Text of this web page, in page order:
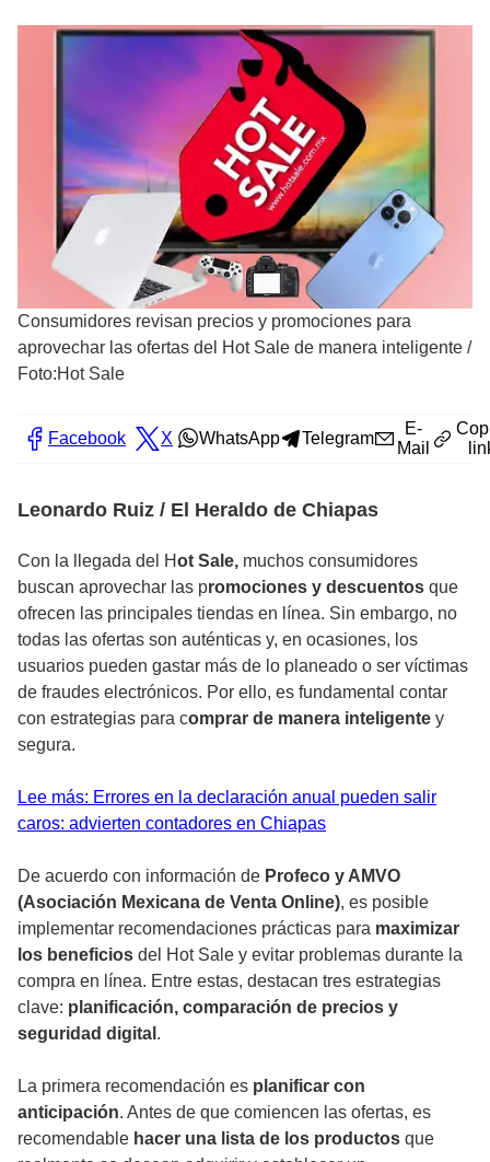
Consumidores revisan precios y promociones para
aprovechar las ofertas del Hot Sale de manera inteligente /
Foto:Hot Sale
Facebook X WhatsApp Telegram
E-
Mail
Leonardo Ruiz / El Heraldo de Chiapas
Con la llegada del Hot Sale, muchos consumidores
buscan aprovechar las promociones y descuentos que
ofrecen las principales tiendas en línea. Sin embargo, no
todas las ofertas son auténticas y, en ocasiones, los
usuarios pueden gastar más de lo planeado o ser víctimas
de fraudes electrónicos. Por ello, es fundamental contar
con estrategias para comprar de manera inteligente y
segura.
Lee más: Errores en la declaración anual pueden salir
caros: advierten contadores en Chiapas
De acuerdo con información de Profeco y AMVO
(Asociación Mexicana de Venta Online), es posible
implementar recomendaciones prácticas para maximizar
los beneficios del Hot Sale y evitar problemas durante la
compra en línea. Entre estas, destacan tres estrategias
clave: planificación, comparación de precios y
seguridad digital .
La primera recomendación es planificar con
anticipación. Antes de que comiencen las ofertas, es
recomendable hacer una lista de los productos que